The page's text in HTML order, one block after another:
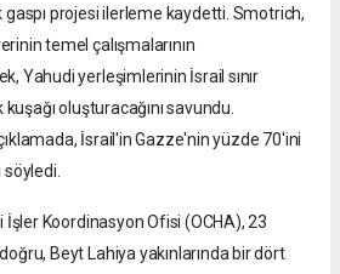
projesi ilerleme kaydetti. Smotrich,
temel çalışmalarının
Yahudi yerleşimlerinin İsrail sınır
oluşturacağını savundu.
İsrail'in Gazze'nin yüzde 70'ini
söyledi.
Koordinasyon Ofisi (OCHA), 23
Beyt Lahiya yakınlarında bir dört